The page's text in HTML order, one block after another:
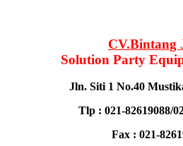
CV.Bintang
Solution Party
Jln. Siti 1 No.40
Tlp : 021-82619088/
Fax : 021-